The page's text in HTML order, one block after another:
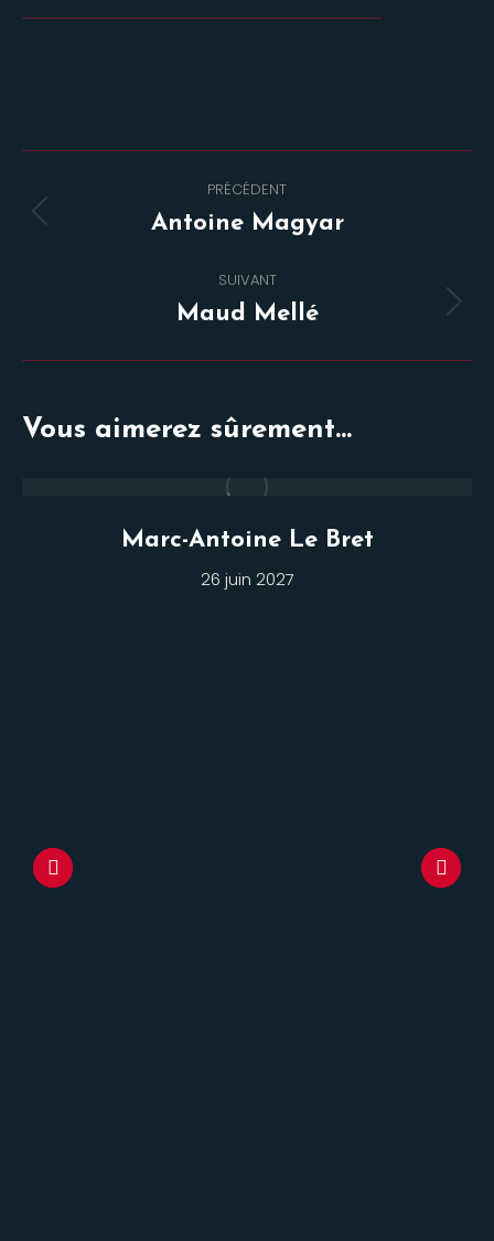
de
PRÉCÉDENT
Onglet
Antoine Magyar
SUIVANT
Projets
Maud Mellé
Vous aimerez sûrement...
Marc-Antoine Le Bret
26 juin 2027